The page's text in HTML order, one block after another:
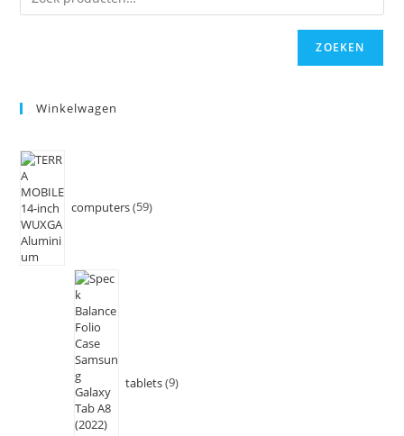
ZOEKEN
Winkelwagen
computers 59
tablets 9